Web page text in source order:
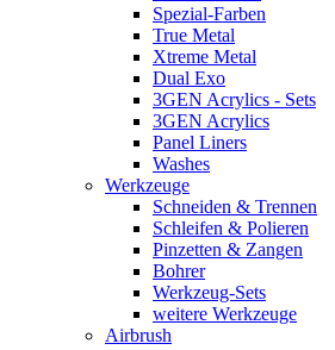
Spezial-Farben
True Metal
Xtreme Metal
Dual Exo
3GEN Acrylics - Sets
3GEN Acrylics
Panel Liners
Washes
Werkzeuge
Schneiden & Trennen
Schleifen & Polieren
Pinzetten & Zangen
Bohrer
Werkzeug-Sets
weitere Werkzeuge
Airbrush